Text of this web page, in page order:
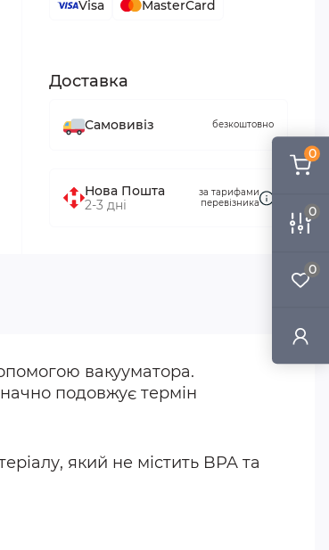
0
0
0
Visa MasterCard
Доставка
Самовивіз безкоштовно
Нова Пошта
2-3 дні
за тарифами
перевізника
вакууматора.
подовжує термін
який не містить BPA та